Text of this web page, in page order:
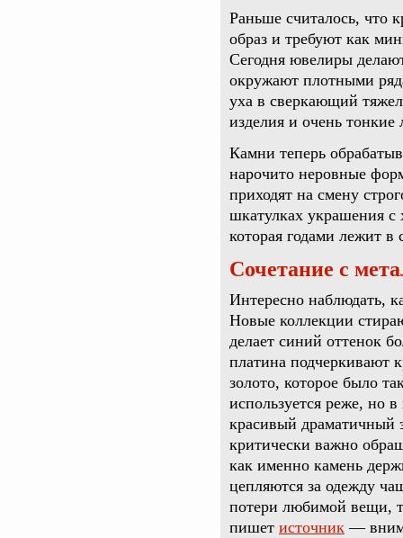
Раньше считалось, что
образ и требуют как
Сегодня ювелиры
окружают плотными
уха в сверкающий
изделия и очень тонкие
Камни теперь
нарочито неровные
приходят на смену
шкатулках украшения с
которая годами лежит в
Сочетание с
Интересно наблюдать,
Новые коллекции
делает синий оттенок
платина подчеркивают
золото, которое было
используется реже, но
красивый драматичный
критически важно
как именно камень
цепляются за одежду
потери любимой вещи,
пишет источник —